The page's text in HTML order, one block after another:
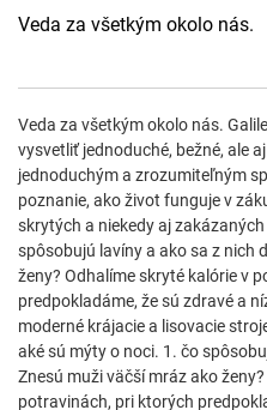
Veda za všetkým okolo nás.
Veda za všetkým okolo nás.
vysvetliť jednoduché, bežné, ale
jednoduchým a zrozumiteľným
poznanie, ako život funguje v
skrytých a niekedy aj
spôsobujú lavíny a ako sa z nich
ženy? Odhalíme skryté kalórie v
predpokladáme, že sú zdravé a
moderné krájacie a lisovacie
aké sú mýty o noci. 1. čo
Znesú muži väčší mráz ako
potravinách, pri ktorých